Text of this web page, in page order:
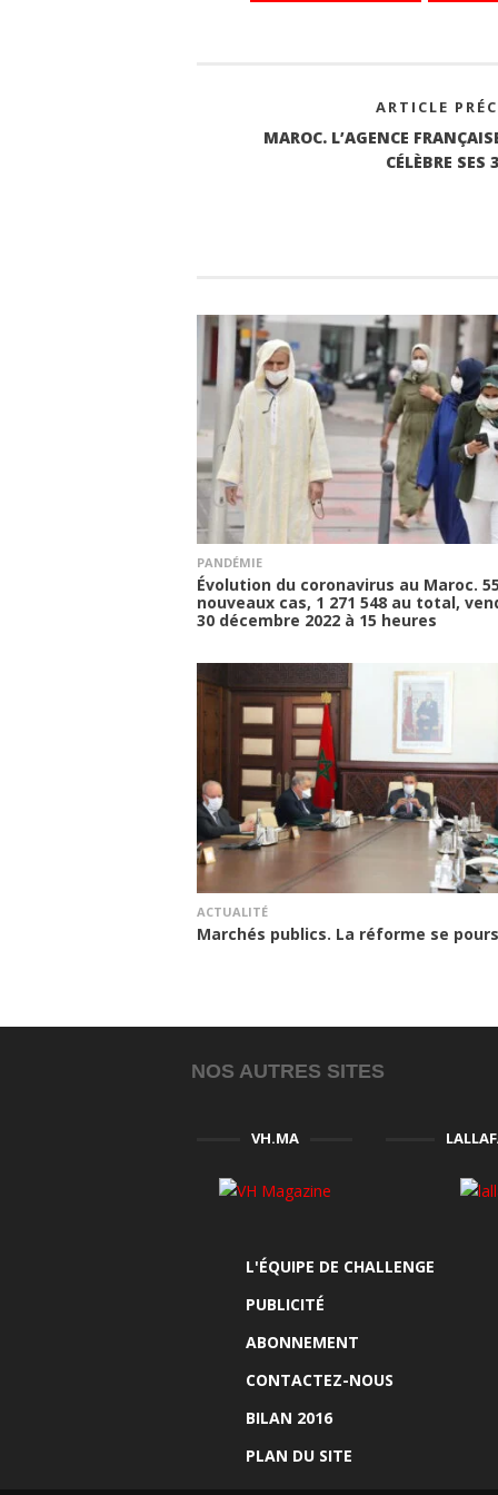
ARTICLE
MAROC. L’AGENCE
CÉLÈBRE SES
PANDÉMIE
Évolution du coronavirus au Maroc. 55
nouveaux cas, 1 271 548 au total,
30 décembre 2022 à 15 heures
ACTUALITÉ
Marchés publics. La réforme se
NOS AUTRES SITES
VH.MA
L'ÉQUIPE DE CHALLENGE
PUBLICITÉ
ABONNEMENT
CONTACTEZ-NOUS
BILAN 2016
PLAN DU SITE